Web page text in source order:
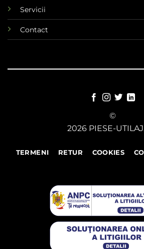
Servicii
Contact
©
2026 PIESE-
TERMENI RETUR COOKIES